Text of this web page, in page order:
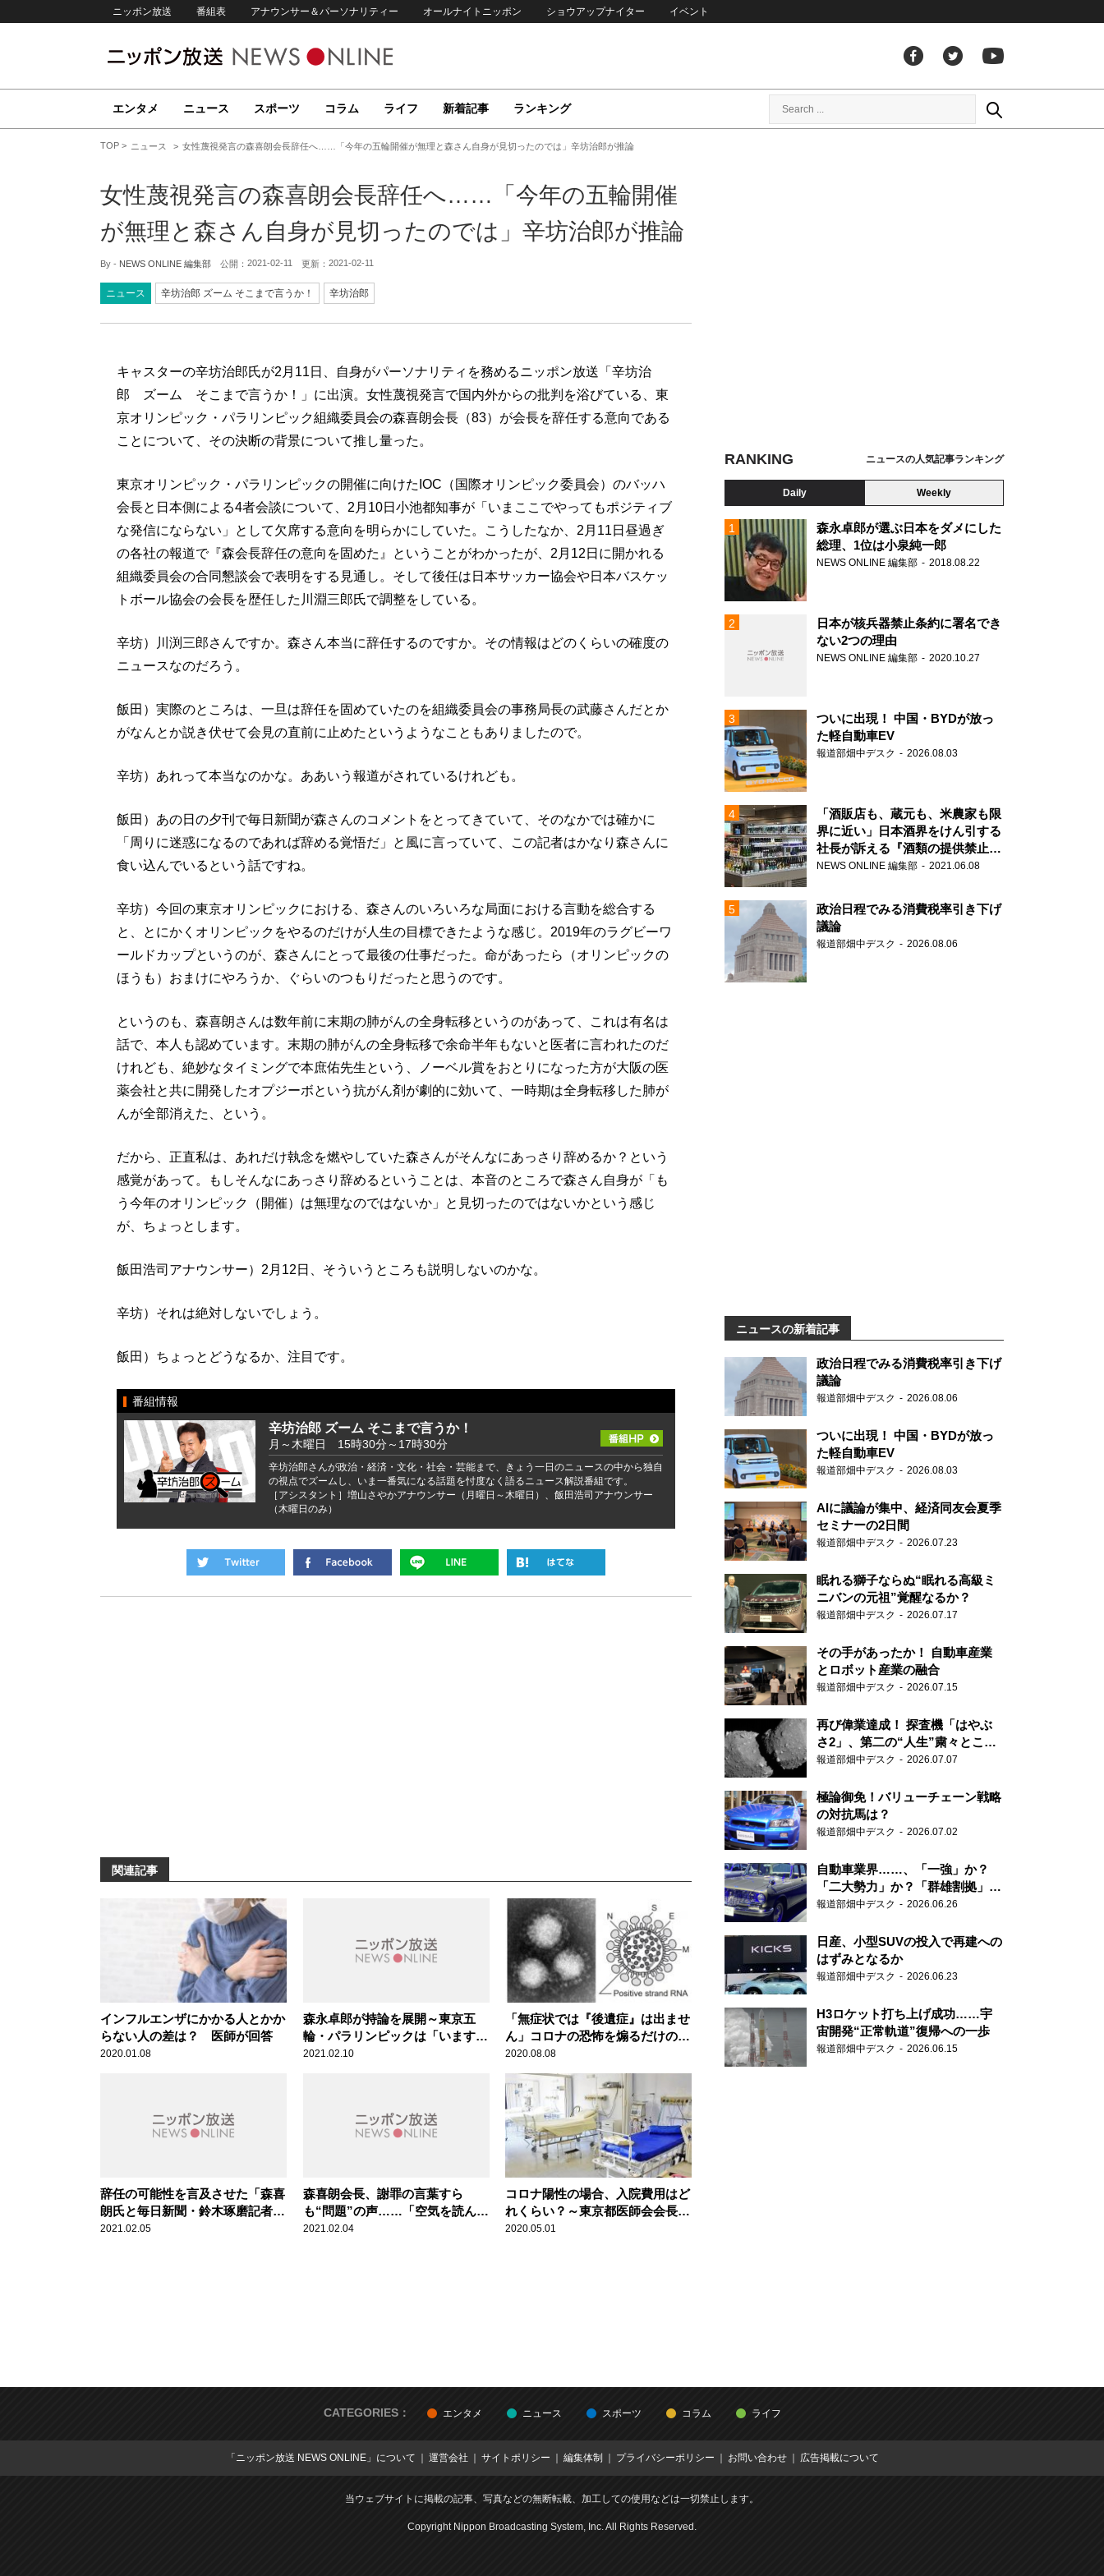
ニッポン放送 番組表 アナウンサー＆パーソナリティー オールナイトニッポン ショウアップナイター イベント
エンタメ ニュース スポーツ コラム ライフ 新着記事 ランキング
TOP ニュース 女性蔑視発言の森喜朗会長辞任へ……「今年の五輪開催が無理と森さん自身が見切ったのでは」辛坊治郎が推論
女性蔑視発言の森喜朗会長辞任へ……「今年の五輪開催
が無理と森さん自身が見切ったのでは」辛坊治郎が推論
By - NEWS ONLINE 編集部 公開： 2021-02-11 更新： 2021-02-11
ニュース 辛坊治郎 ズーム そこまで言うか！ 辛坊治郎
キャスターの辛坊治郎氏が2月11日、自身がパーソナリティを務めるニッポン放送「辛坊治
郎 ズーム そこまで言うか！」に出演。女性蔑視発言で国内外からの批判を浴びている、東
京オリンピック・パラリンピック組織委員会の森喜朗会長（83）が会長を辞任する意向である
ことについて、その決断の背景について推し量った。
東京オリンピック・パラリンピックの開催に向けたIOC（国際オリンピック委員会）のバッハ
会長と日本側による4者会談について、2月10日小池都知事が「いまここでやってもポジティブ
な発信にならない」として欠席する意向を明らかにしていた。こうしたなか、2月11日昼過ぎ
の各社の報道で『森会長辞任の意向を固めた』ということがわかったが、2月12日に開かれる
組織委員会の合同懇談会で表明をする見通し。そして後任は日本サッカー協会や日本バスケッ
トボール協会の会長を歴任した川淵三郎氏で調整をしている。
辛坊）川渕三郎さんですか。森さん本当に辞任するのですか。その情報はどのくらいの確度の
ニュースなのだろう。
飯田）実際のところは、一旦は辞任を固めていたのを組織委員会の事務局長の武藤さんだとか
がなんとか説き伏せて会見の直前に止めたというようなこともありましたので。
辛坊）あれって本当なのかな。ああいう報道がされているけれども。
飯田）あの日の夕刊で毎日新聞が森さんのコメントをとってきていて、そのなかでは確かに
「周りに迷惑になるのであれば辞める覚悟だ」と風に言っていて、この記者はかなり森さんに
食い込んでいるという話ですね。
辛坊）今回の東京オリンピックにおける、森さんのいろいろな局面における言動を総合する
と、とにかくオリンピックをやるのだけが人生の目標できたような感じ。2019年のラグビーワ
ールドカップというのが、森さんにとって最後の仕事だった。命があったら（オリンピックの
ほうも）おまけにやろうか、ぐらいのつもりだったと思うのです。
というのも、森喜朗さんは数年前に末期の肺がんの全身転移というのがあって、これは有名は
話で、本人も認めています。末期の肺がんの全身転移で余命半年もないと医者に言われたのだ
けれども、絶妙なタイミングで本庶佑先生という、ノーベル賞をおとりになった方が大阪の医
薬会社と共に開発したオプジーボという抗がん剤が劇的に効いて、一時期は全身転移した肺が
んが全部消えた、という。
だから、正直私は、あれだけ執念を燃やしていた森さんがそんなにあっさり辞めるか？という
感覚があって。もしそんなにあっさり辞めるということは、本音のところで森さん自身が「も
う今年のオリンピック（開催）は無理なのではないか」と見切ったのではないかという感じ
が、ちょっとします。
飯田浩司アナウンサー）2月12日、そういうところも説明しないのかな。
辛坊）それは絶対しないでしょう。
飯田）ちょっとどうなるか、注目です。
番組情報
辛坊治郎 ズーム そこまで言うか！
月～木曜日 15時30分～17時30分
辛坊治郎さんが政治・経済・文化・社会・芸能まで、きょう一日のニュースの中から独自
の視点でズームし、いま一番気になる話題を忖度なく語るニュース解説番組です。
［アシスタント］増山さやかアナウンサー（月曜日～木曜日）、飯田浩司アナウンサー
（木曜日のみ）
関連記事
インフルエンザにかかる人とかか
らない人の差は？ 医師が回答
2020.01.08
森永卓郎が持論を展開～東京五
輪・パラリンピックは「いますぐ
中止するべき」
2021.02.10
「無症状では『後遺症』は出ませ
ん」コロナの恐怖を煽るだけの誤
ったメディアの語法に辛坊治郎が
異議
2020.08.08
辞任の可能性を言及させた「森喜
朗氏と毎日新聞・鈴木琢磨記者の
関係」
2021.02.05
森喜朗会長、謝罪の言葉すら
も“問題”の声……「空気を読んで
付け加えた言葉が……」辛坊治郎
2021.02.04
コロナ陽性の場合、入院費用はど
れくらい？～東京都医師会会長が
解説 新型コロナウイルス感染症
2020.05.01
RANKING ニュースの人気記事ランキング
Daily Weekly
森永卓郎が選ぶ日本をダメにした
総理、1位は小泉純一郎
NEWS ONLINE 編集部 2018.08.22
日本が核兵器禁止条約に署名でき
ない2つの理由
NEWS ONLINE 編集部 2020.10.27
ついに出現！ 中国・BYDが放っ
た軽自動車EV
報道部畑中デスク 2026.08.03
「酒販店も、蔵元も、米農家も限
界に近い」日本酒界をけん引する
社長が訴える『酒類の提供禁止』
策の大打撃
NEWS ONLINE 編集部 2021.06.08
政治日程でみる消費税率引き下げ
議論
報道部畑中デスク 2026.08.06
ニュースの新着記事
政治日程でみる消費税率引き下げ
議論
報道部畑中デスク 2026.08.06
ついに出現！ 中国・BYDが放っ
た軽自動車EV
報道部畑中デスク 2026.08.03
AIに議論が集中、経済同友会夏季
セミナーの2日間
報道部畑中デスク 2026.07.23
眠れる獅子ならぬ“眠れる高級ミ
ニバンの元祖”覚醒なるか？
報道部畑中デスク 2026.07.17
その手があったか！ 自動車産業
とロボット産業の融合
報道部畑中デスク 2026.07.15
再び偉業達成！ 探査機「はやぶ
さ2」、第二の“人生”粛々とこな
す
報道部畑中デスク 2026.07.07
極論御免！バリューチェーン戦略
の対抗馬は？
報道部畑中デスク 2026.07.02
自動車業界……、「一強」か？
「二大勢力」か？「群雄割拠」
か？
報道部畑中デスク 2026.06.26
日産、小型SUVの投入で再建への
はずみとなるか
報道部畑中デスク 2026.06.23
H3ロケット打ち上げ成功……宇
宙開発“正常軌道”復帰への一歩
報道部畑中デスク 2026.06.15
CATEGORIES： エンタメ ニュース スポーツ コラム ライフ
「ニッポン放送 NEWS ONLINE」について 運営会社 サイトポリシー 編集体制 プライバシーポリシー お問い合わせ 広告掲載について
当ウェブサイトに掲載の記事、写真などの無断転載、加工しての使用などは一切禁止します。
Copyright Nippon Broadcasting System, Inc. All Rights Reserved.